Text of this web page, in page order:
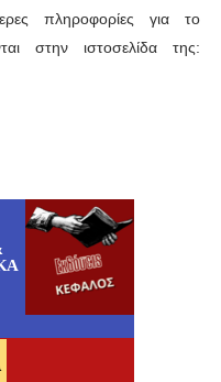
πληροφορίες για το
στην ιστοσελίδα της: